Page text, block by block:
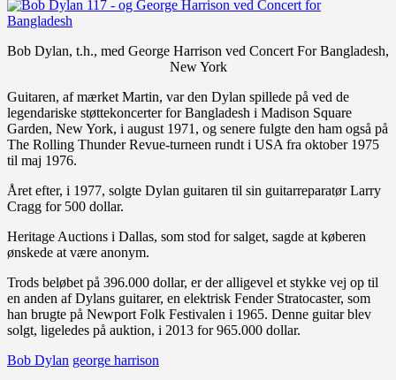
Bob Dylan, t.h., med George Harrison ved Concert For Bangladesh,
New York
Guitaren, af mærket Martin, var den Dylan spillede på ved de
legendariske støttekoncerter for Bangladesh i Madison Square
Garden, New York, i august 1971, og senere fulgte den ham også på
The Rolling Thunder Revue-turneen rundt i USA fra oktober 1975
til maj 1976.
Året efter, i 1977, solgte Dylan guitaren til sin guitarreparatør Larry
Cragg for 500 dollar.
Heritage Auctions i Dallas, som stod for salget, sagde at køberen
ønskede at være anonym.
Trods beløbet på 396.000 dollar, er der alligevel et stykke vej op til
en anden af Dylans guitarer, en elektrisk Fender Stratocaster, som
han brugte på Newport Folk Festivalen i 1965. Denne guitar blev
solgt, ligeledes på auktion, i 2013 for 965.000 dollar.
Bob Dylan george harrison